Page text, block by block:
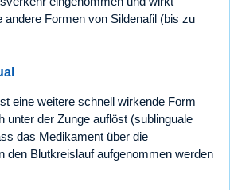
andere Formen von Sildenafil (bis zu
eine weitere schnell wirkende Form
unter der Zunge auflöst (sublinguale
das Medikament über die
den Blutkreislauf aufgenommen werden